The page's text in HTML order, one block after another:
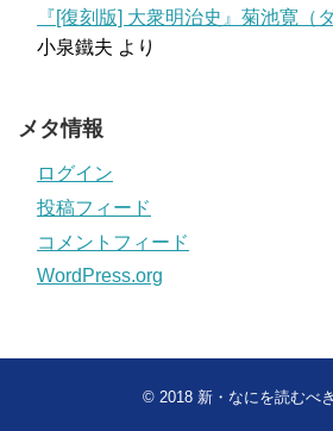
『[復刻版] 大衆明治史』菊池寛（
小泉鐵夫 より
メタ情報
ログイン
投稿フィード
コメントフィード
WordPress.org
© 2018 新・なにを読むべ